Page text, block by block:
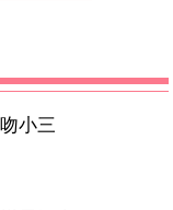
小三